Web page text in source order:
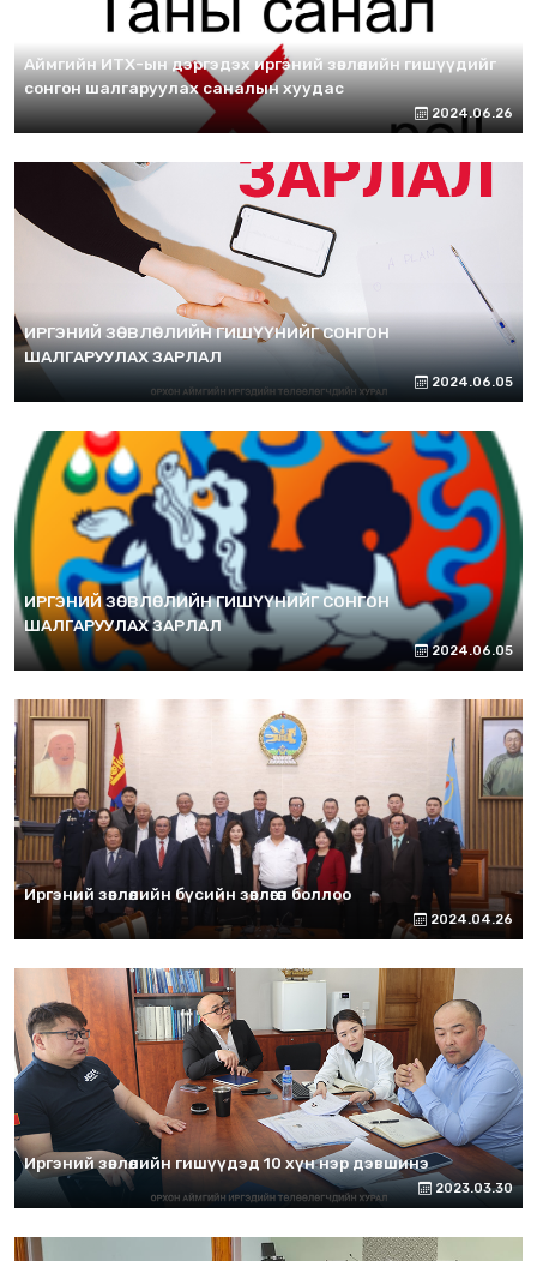
Аймгийн ИТХ-ын дэргэдэх иргэний зөвлөлийн гишүүдийг
сонгон шалгаруулах саналын хуудас
2024.06.26
ИРГЭНИЙ ЗӨВЛӨЛИЙН ГИШҮҮНИЙГ СОНГОН
ШАЛГАРУУЛАХ ЗАРЛАЛ
2024.06.05
ИРГЭНИЙ ЗӨВЛӨЛИЙН ГИШҮҮНИЙГ СОНГОН
ШАЛГАРУУЛАХ ЗАРЛАЛ
2024.06.05
Иргэний зөвлөлийн бүсийн зөвлөгөөн боллоо
2024.04.26
Иргэний зөвлөлийн гишүүдэд 10 хүн нэр дэвшинэ
2023.03.30